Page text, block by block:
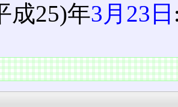
成25)年3月23日